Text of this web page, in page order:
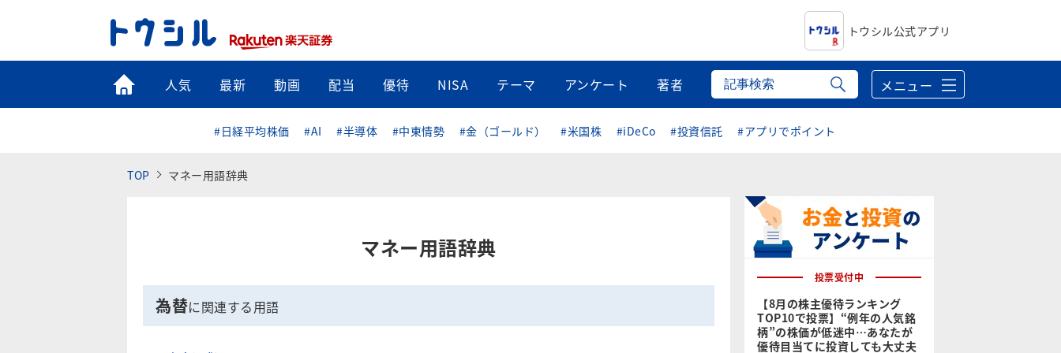
トウシル公式アプリ
トップ
人気 最新 動画 配当 優待 NISA テーマ アンケート 著者 メニュー
#日経平均株価 #AI #半導体 #中東情勢 #金（ゴールド） #米国株 #iDeCo #投資信託 #アプリでポイント
TOP マネー用語辞典
マネー用語辞典
為替に関連する用語
投票受付中
【8月の株主優待ランキング
TOP10で投票】“例年の人気銘
柄”の株価が低迷中…あなたが
優待目当てに投資しても大丈夫